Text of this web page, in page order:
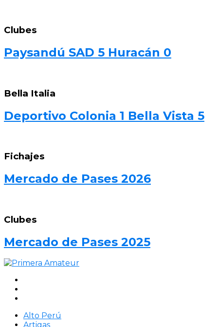
Clubes
Paysandú SAD 5 Huracán 0
Bella Italia
Deportivo Colonia 1 Bella Vista 5
Fichajes
Mercado de Pases 2026
Clubes
Mercado de Pases 2025
Alto Perú
Artigas